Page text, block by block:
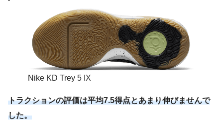
Nike KD Trey 5 IX
トラクションの評価は平均7.5得点とあまり伸びませんで
した。